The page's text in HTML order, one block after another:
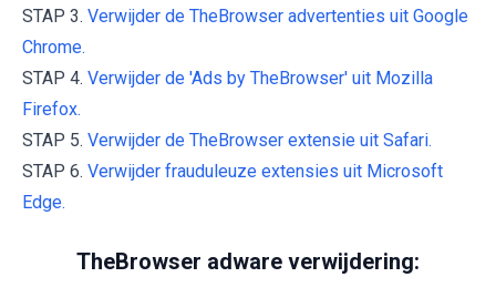
STAP 3. Verwijder de TheBrowser advertenties uit Google
Chrome.
STAP 4. Verwijder de 'Ads by TheBrowser' uit Mozilla
Firefox.
STAP 5. Verwijder de TheBrowser extensie uit Safari.
STAP 6. Verwijder frauduleuze extensies uit Microsoft
Edge.
TheBrowser adware verwijdering: